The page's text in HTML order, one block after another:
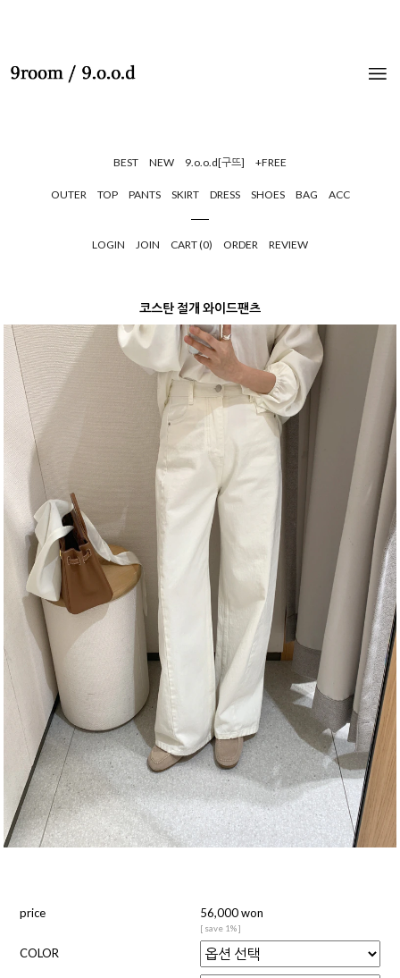
BEST NEW 9.o.o.d[구뜨] +FREE
OUTER TOP PANTS SKIRT DRESS SHOES BAG ACC
LOGIN JOIN CART (0) ORDER REVIEW
코스탄 절개 와이드팬츠
price 56,000 won
[ save 1% ]
COLOR